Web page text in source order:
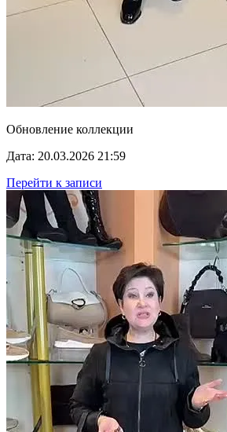
Обновление коллекции
Дата: 20.03.2026 21:59
Перейти к записи